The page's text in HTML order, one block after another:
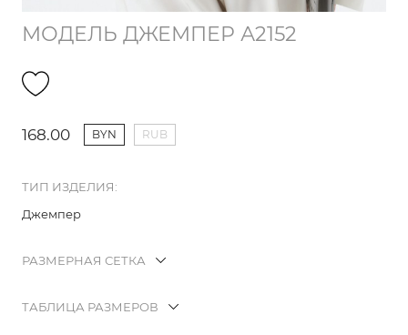
МОДЕЛЬ ДЖЕМПЕР А2152
168.00 BYN RUB
ТИП ИЗДЕЛИЯ:
Джемпер
РАЗМЕРНАЯ СЕТКА
ТАБЛИЦА РАЗМЕРОВ